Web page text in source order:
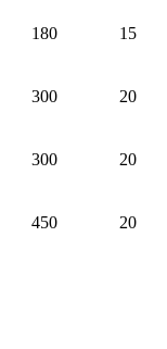
180 15
300 20
300 20
450 20